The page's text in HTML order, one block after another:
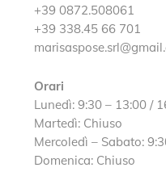
+39 0872.508061
+39 338.45 66 701
Orari
Lunedì: 9:30 – 13:00 /
Martedì: Chiuso
Mercoledì – Sabato:
Domenica: Chiuso